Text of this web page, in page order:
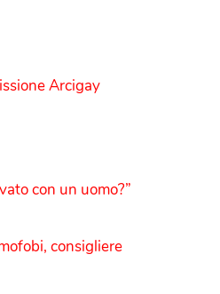
Arcigay
con un uomo?”
consigliere